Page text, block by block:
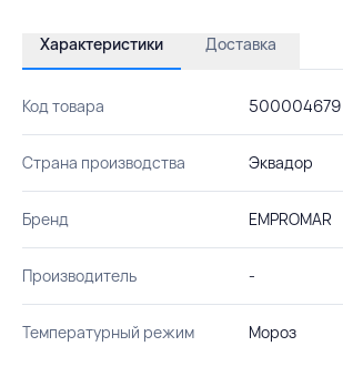
Характеристики Доставка
Код товара 500004679
Страна производства Эквадор
Бренд EMPROMAR
Производитель -
Температурный режим Мороз